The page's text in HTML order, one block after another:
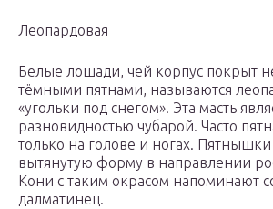
Леопардовая
Белые лошади, чей корпус покрыт
тёмными пятнами, называются
«угольки под снегом». Эта масть
разновидностью чубарой. Часто
только на голове и ногах.
вытянутую форму в направлении
Кони с таким окрасом напоминают
далматинец.